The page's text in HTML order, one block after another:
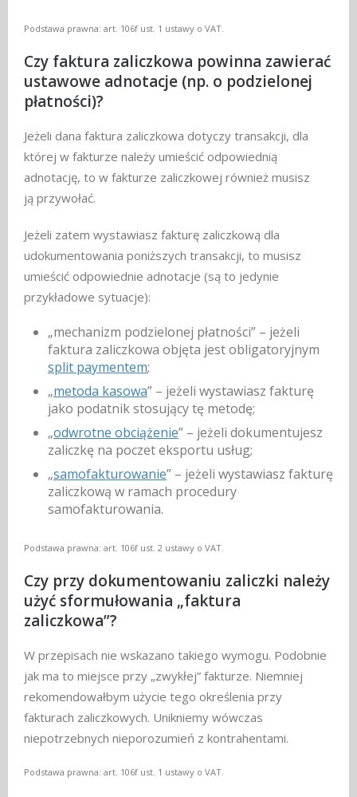
Podstawa prawna: art. 106f ust. 1 ustawy o VAT.
Czy faktura zaliczkowa powinna zawierać
ustawowe adnotacje (np. o podzielonej
płatności)?
Jeżeli dana faktura zaliczkowa dotyczy transakcji, dla
której w fakturze należy umieścić odpowiednią
adnotację, to w fakturze zaliczkowej również musisz
ją przywołać.
Jeżeli zatem wystawiasz fakturę zaliczkową dla
udokumentowania poniższych transakcji, to musisz
umieścić odpowiednie adnotacje (są to jedynie
przykładowe sytuacje):
„mechanizm podzielonej płatności” – jeżeli
faktura zaliczkowa objęta jest obligatoryjnym
split paymentem;
„metoda kasowa” – jeżeli wystawiasz fakturę
jako podatnik stosujący tę metodę;
„odwrotne obciążenie” – jeżeli dokumentujesz
zaliczkę na poczet eksportu usług;
„samofakturowanie” – jeżeli wystawiasz fakturę
zaliczkową w ramach procedury
samofakturowania.
Podstawa prawna: art. 106f ust. 2 ustawy o VAT.
Czy przy dokumentowaniu zaliczki należy
użyć sformułowania „faktura
zaliczkowa”?
W przepisach nie wskazano takiego wymogu. Podobnie
jak ma to miejsce przy „zwykłej” fakturze. Niemniej
rekomendowałbym użycie tego określenia przy
fakturach zaliczkowych. Unikniemy wówczas
niepotrzebnych nieporozumień z kontrahentami.
Podstawa prawna: art. 106f ust. 1 ustawy o VAT.